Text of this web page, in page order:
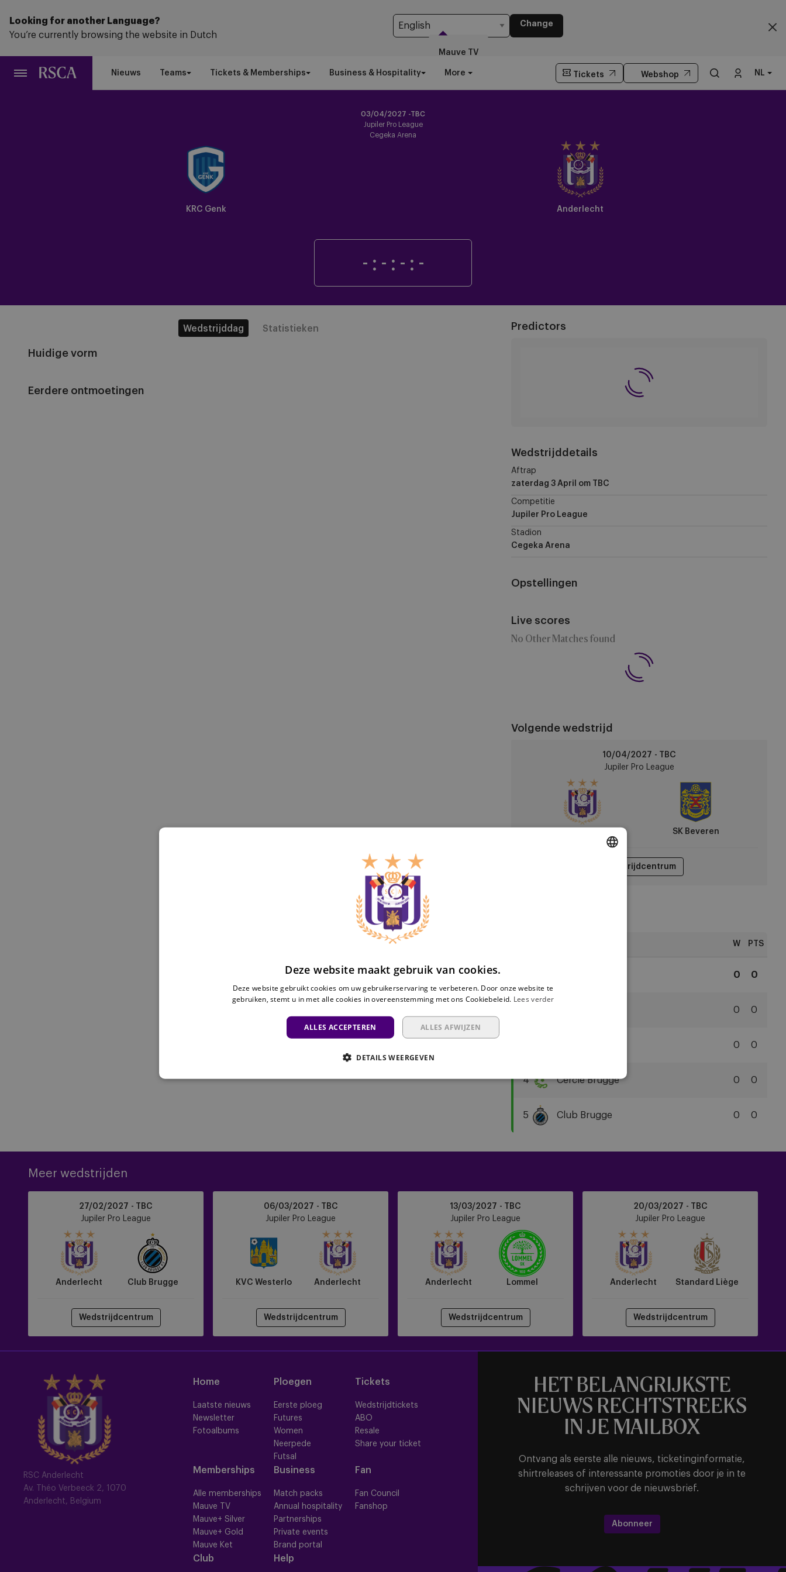
naar
hoofdinhoud
Looking for another Language?
You’re currently browsing the website in Dutch
Change
Nieuws Teams Tickets & Memberships Business & Hospitality More
Mauve TV
Tickets Webshop NL
03/04/2027 -TBC
Jupiler Pro League
Cegeka Arena
KRC Genk Anderlecht
- : - : - : -
Wedstrijddag Statistieken
Huidige vorm
Eerdere ontmoetingen
Predictors
Wedstrijddetails
Aftrap
zaterdag 3 April
om TBC
Competitie
Jupiler Pro League
Stadion
Cegeka Arena
Opstellingen
Live scores
No Other Matches found
Volgende wedstrijd
10/04/2027 - TBC
Jupiler Pro League
SK Beveren
Wedstrijdcentrum
W PTS
RSC
Anderlecht
0 0
0 0
0 0
4
Brugge
KSV
Cercle Brugge 0 0
5
Club Brugge 0 0
Meer wedstrijden
27/02/2027 - TBC
Jupiler Pro League
Anderlecht Club Brugge
Wedstrijdcentrum
Anderlecht
06/03/2027 - TBC
Jupiler Pro League
KVC Westerlo Anderlecht
Wedstrijdcentrum
13/03/2027 - TBC
Jupiler Pro League
Anderlecht Lommel
Wedstrijdcentrum
20/03/2027 - TBC
Jupiler Pro League
Anderlecht Standard Liège
Wedstrijdcentrum
RSC Anderlecht
Av. Théo Verbeeck 2, 1070
Anderlecht, Belgium
Home
Laatste nieuws
Newsletter
Fotoalbums
Ploegen
Eerste ploeg
Futures
Women
Neerpede
Futsal
Tickets
Wedstrijdtickets
ABO
Resale
Share your ticket
Memberships
Alle memberships
Mauve TV
Mauve+ Silver
Mauve+ Gold
Mauve Ket
Business
Match packs
Annual hospitality
Partnerships
Private events
Brand portal
Fan
Fan Council
Fanshop
Club Help
HET BELANGRIJKSTE
NIEUWS RECHTSTREEKS
IN JE MAILBOX
Ontvang als eerste alle nieuws, ticketinginformatie,
shirtreleases of interessante promoties door je in te
schrijven voor de nieuwsbrief.
Abonneer
Deze website maakt gebruik van cookies.
Deze website gebruikt cookies om uw gebruikerservaring te verbeteren. Door onze website te
gebruiken, stemt u in met alle cookies in overeenstemming met ons Cookiebeleid. Lees verder
ALLES ACCEPTEREN ALLES AFWIJZEN
DETAILS WEERGEVEN